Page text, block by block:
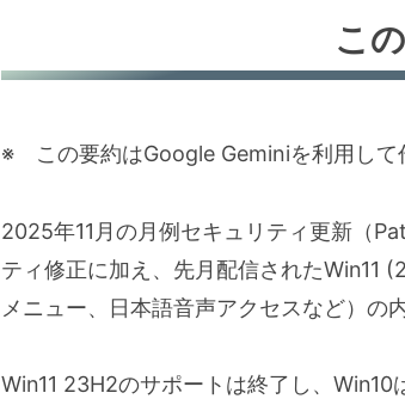
【用語の混乱】MSによる
今月の特報
Office 2019など、Office製品
【重要】Office 2019など
Windows 10 ESU（延長サポ
こ
※ この要約はGoogle Geminiを利用して
2025年11月の月例セキュリティ更新（
ティ修正に加え、先月配信されたWin11
メニュー、日本語音声アクセスなど）の
Win11 23H2のサポートは終了し、